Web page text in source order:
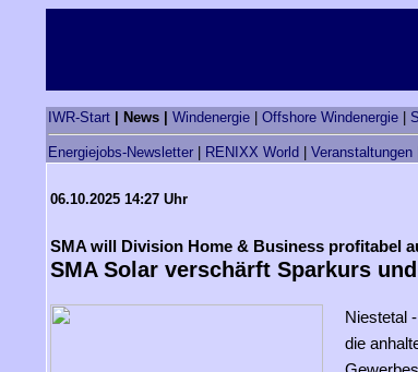
IWR-Start | News | Windenergie Offshore Windenergie
Energiejobs-Newsletter RENIXX World Veranstaltungen
06.10.2025 14:27 Uhr
SMA will Division Home & Business profitabel
SMA Solar verschärft Sparkurs
Niestetal
die